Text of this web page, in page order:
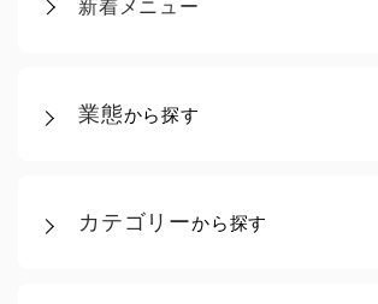
新着メニュー
業態から探す
カテゴリーから探す